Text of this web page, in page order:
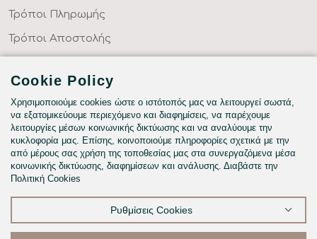
Τρόποι Πληρωμής
Τρόποι Αποστολής
Συχνές Ερωτήσεις
Κατηγορίες
ΣΕΝΤΟΝΙΑ ΣΤΑ ΜΕΤΡΑ ΣΑΣ
ΥΦΑΣΜΑΤΑ ΜΕ ΤΟ ΜΕΤΡΟ
ΥΠΝΟΔΩΜΑΤΙΟ
HOTEL & BNB
ΠΑΙΔΙΚΟ - ΕΦΗΒΙΚΟ
Cookie Policy
Χρησιμοποιούμε cookies ώστε ο ιστότοπός μας να λειτουργεί σωστά,
να εξατομικεύουμε περιεχόμενο και διαφημίσεις, να παρέχουμε
λειτουργίες μέσων κοινωνικής δικτύωσης και να αναλύουμε την
κυκλοφορία μας. Επίσης, κοινοποιούμε πληροφορίες σχετικά με την
από μέρους σας χρήση της τοποθεσίας μας στα συνεργαζόμενα μέσα
κοινωνικής δικτύωσης, διαφημίσεων και ανάλυσης. Διαβάστε την
Πολιτική Cookies
Ρυθμίσεις Cookies